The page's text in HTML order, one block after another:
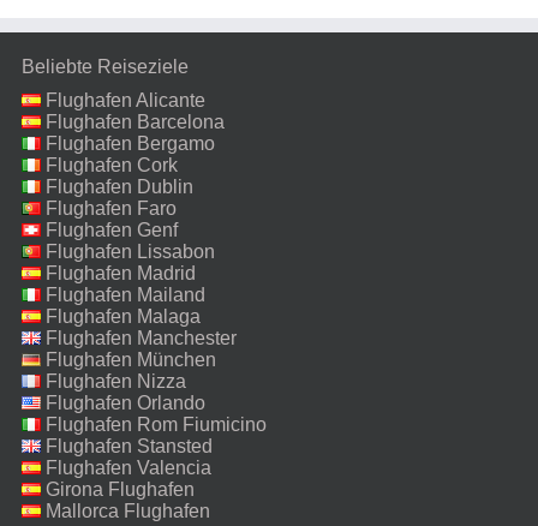
Beliebte Reiseziele
Flughafen Alicante
Flughafen Barcelona
Flughafen Bergamo
Flughafen Cork
Flughafen Dublin
Flughafen Faro
Flughafen Genf
Flughafen Lissabon
Flughafen Madrid
Flughafen Mailand
Malpensa
Flughafen Malaga
Flughafen Manchester
Flughafen München
Flughafen Nizza
Flughafen Orlando
Flughafen Rom Fiumicino
Flughafen Stansted
Flughafen Valencia
Girona Flughafen
Mallorca Flughafen